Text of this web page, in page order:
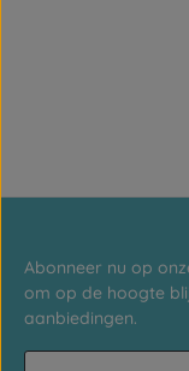
Abonneer nu op
om op de hoogte
aanbiedingen.